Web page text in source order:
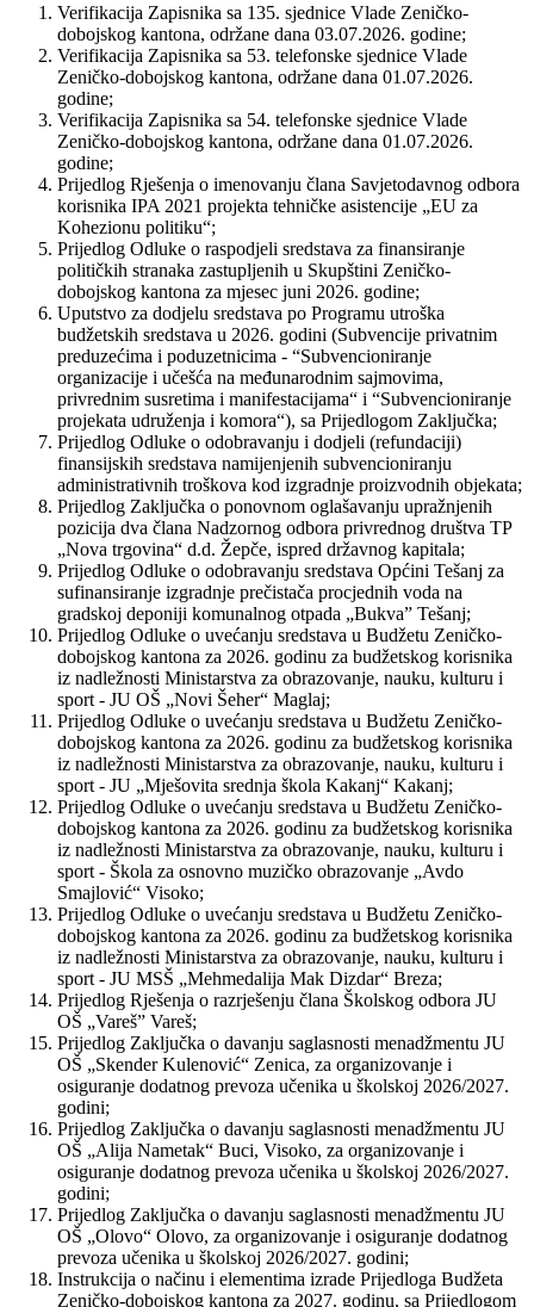
Verifikacija Zapisnika sa 135. sjednice Vlade Zeničko-
dobojskog kantona, održane dana 03.07.2026. godine;
Verifikacija Zapisnika sa 53. telefonske sjednice Vlade
Zeničko-dobojskog kantona, održane dana 01.07.2026.
godine;
Verifikacija Zapisnika sa 54. telefonske sjednice Vlade
Zeničko-dobojskog kantona, održane dana 01.07.2026.
godine;
Prijedlog Rješenja o imenovanju člana Savjetodavnog odbora
korisnika IPA 2021 projekta tehničke asistencije „EU za
Kohezionu politiku“;
Prijedlog Odluke o raspodjeli sredstava za finansiranje
političkih stranaka zastupljenih u Skupštini Zeničko-
dobojskog kantona za mjesec juni 2026. godine;
Uputstvo za dodjelu sredstava po Programu utroška
budžetskih sredstava u 2026. godini (Subvencije privatnim
preduzećima i poduzetnicima - “Subvencioniranje
organizacije i učešća na međunarodnim sajmovima,
privrednim susretima i manifestacijama“ i “Subvencioniranje
projekata udruženja i komora“), sa Prijedlogom Zaključka;
Prijedlog Odluke o odobravanju i dodjeli (refundaciji)
finansijskih sredstava namijenjenih subvencioniranju
administrativnih troškova kod izgradnje proizvodnih objekata;
Prijedlog Zaključka o ponovnom oglašavanju upražnjenih
pozicija dva člana Nadzornog odbora privrednog društva TP
„Nova trgovina“ d.d. Žepče, ispred državnog kapitala;
Prijedlog Odluke o odobravanju sredstava Općini Tešanj za
sufinansiranje izgradnje prečistača procjednih voda na
gradskoj deponiji komunalnog otpada „Bukva” Tešanj;
Prijedlog Odluke o uvećanju sredstava u Budžetu Zeničko-
dobojskog kantona za 2026. godinu za budžetskog korisnika
iz nadležnosti Ministarstva za obrazovanje, nauku, kulturu i
sport - JU OŠ „Novi Šeher“ Maglaj;
Prijedlog Odluke o uvećanju sredstava u Budžetu Zeničko-
dobojskog kantona za 2026. godinu za budžetskog korisnika
iz nadležnosti Ministarstva za obrazovanje, nauku, kulturu i
sport - JU „Mješovita srednja škola Kakanj“ Kakanj;
Prijedlog Odluke o uvećanju sredstava u Budžetu Zeničko-
dobojskog kantona za 2026. godinu za budžetskog korisnika
iz nadležnosti Ministarstva za obrazovanje, nauku, kulturu i
sport - Škola za osnovno muzičko obrazovanje „Avdo
Smajlović“ Visoko;
Prijedlog Odluke o uvećanju sredstava u Budžetu Zeničko-
dobojskog kantona za 2026. godinu za budžetskog korisnika
iz nadležnosti Ministarstva za obrazovanje, nauku, kulturu i
sport - JU MSŠ „Mehmedalija Mak Dizdar“ Breza;
Prijedlog Rješenja o razrješenju člana Školskog odbora JU
OŠ „Vareš” Vareš;
Prijedlog Zaključka o davanju saglasnosti menadžmentu JU
OŠ „Skender Kulenović“ Zenica, za organizovanje i
osiguranje dodatnog prevoza učenika u školskoj 2026/2027.
godini;
Prijedlog Zaključka o davanju saglasnosti menadžmentu JU
OŠ „Alija Nametak“ Buci, Visoko, za organizovanje i
osiguranje dodatnog prevoza učenika u školskoj 2026/2027.
godini;
Prijedlog Zaključka o davanju saglasnosti menadžmentu JU
OŠ „Olovo“ Olovo, za organizovanje i osiguranje dodatnog
prevoza učenika u školskoj 2026/2027. godini;
Instrukcija o načinu i elementima izrade Prijedloga Budžeta
Zeničko-dobojskog kantona za 2027. godinu, sa Prijedlogom